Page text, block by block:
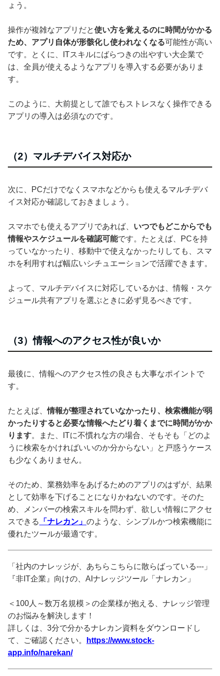
ょう。
操作が複雑なアプリだと使い方を覚えるのに時間がかかる
ため、アプリ自体が形骸化し使われなくなる可能性が高い
です。とくに、ITスキルにばらつきの出やすい大企業で
は、全員が使えるようなアプリを導入する必要がありま
す。
このように、大前提として誰でもストレスなく操作できる
アプリの導入は必須なのです。
（2）マルチデバイス対応か
次に、PCだけでなくスマホなどからも使えるマルチデバ
イス対応か確認しておきましょう。
スマホでも使えるアプリであれば、 いつでもどこからでも
情報やスケジュールを確認可能です。たとえば、PCを持
っていなかったり、移動中で使えなかったりしても、スマ
ホを利用すれば幅広いシチュエーションで活躍できます。
よって、マルチデバイスに対応しているかは、情報・スケ
ジュール共有アプリを選ぶときに必ず見るべきです。
（3）情報へのアクセス性が良いか
最後に、情報へのアクセス性の良さも大事なポイントで
す。
たとえば、情報が整理されていなかったり、検索機能が弱
かったりすると必要な情報へたどり着くまでに時間がかか
ります。また、ITに不慣れな方の場合、そもそも「どのよ
うに検索をかければいいのか分からない」と戸惑うケース
も少なくありません。
そのため、業務効率をあげるためのアプリのはずが、結果
として効率を下げることになりかねないのです。そのた
め、メンバーの検索スキルを問わず、欲しい情報にアクセ
スできる
「ナレカン」 のような、シンプルかつ検索機能に
優れたツールが最適です。
「社内のナレッジが、あちらこちらに散らばっている---」
『非IT企業』向けの、AIナレッジツール「ナレカン」
＜100人～数万名規模＞の企業様が抱える、ナレッジ管理
のお悩みを解決します！
詳しくは、3分で分かるナレカン資料をダウンロードし
て、ご確認ください。
https://www.stock-
app.info/narekan/